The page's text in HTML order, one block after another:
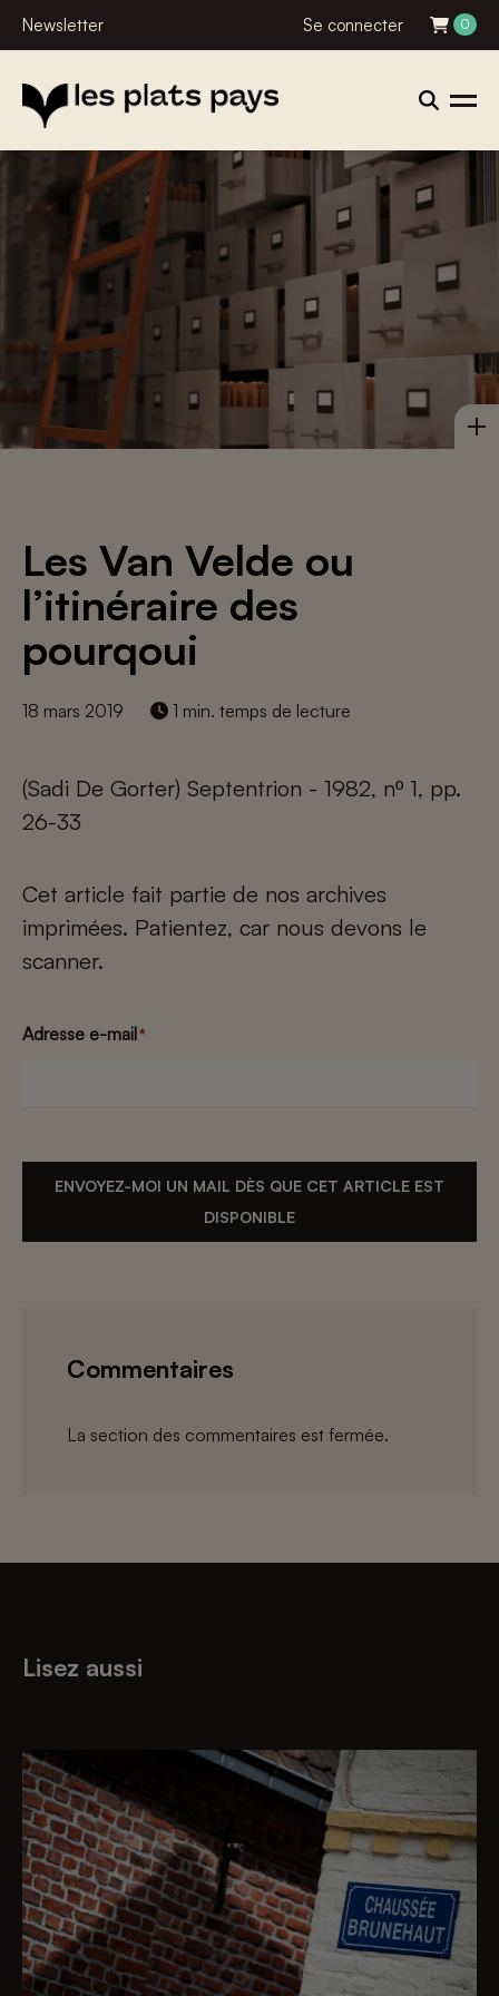
Newsletter Se connecter 0
Les Van Velde ou
l’itinéraire des
pourqoui
18 mars 2019 1 min. temps de lecture
(Sadi De Gorter) Septentrion - 1982, nº 1, pp.
26-33
Cet article fait partie de nos archives
imprimées. Patientez, car nous devons le
scanner.
Adresse e-mail*
ENVOYEZ-MOI UN MAIL DÈS QUE CET ARTICLE EST
DISPONIBLE
Commentaires
La section des commentaires est fermée.
Lisez aussi